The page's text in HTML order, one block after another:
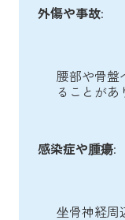
外傷や事故:
腰部や骨盤
ることがあ
感染症や腫瘍:
坐骨神経周